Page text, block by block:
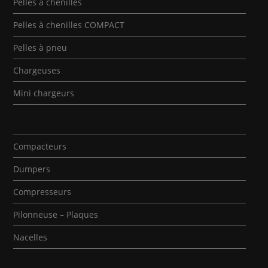
Pelles à chenilles COMPACT
Pelles à pneu
Chargeuses
Mini chargeurs
Compacteurs
Dumpers
Compresseurs
Pilonneuse – Plaques
Nacelles